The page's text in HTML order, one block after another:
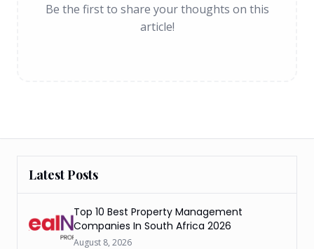
Be the first to share your thoughts on this
article!
Latest Posts
Top 10 Best Property Management
Companies In South Africa 2026
August 8, 2026